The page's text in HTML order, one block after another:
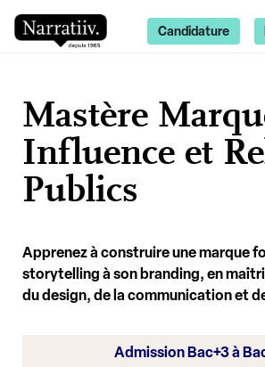
Mastère
Influence et
Publics
Apprenez à construire une marque
storytelling à son branding, en
du design, de la communication et
Admission Bac+3 à
Candidature